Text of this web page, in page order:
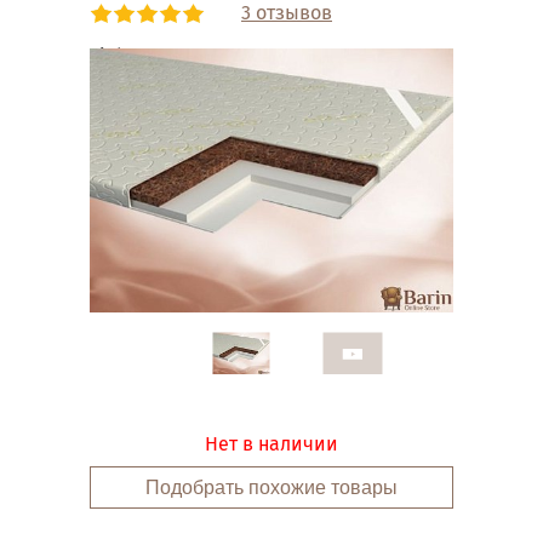
3 отзывов
Link
Нет в наличии
Подобрать похожие товары